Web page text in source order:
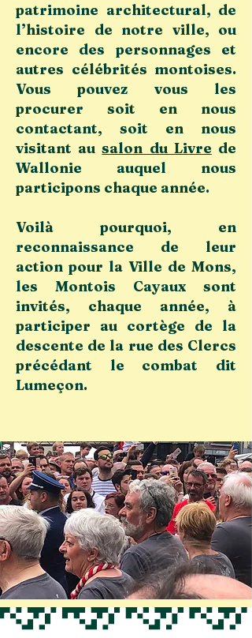
patrimoine architectural, de
l’histoire de notre ville, ou
encore des personnages et
autres célébrités montoises.
Vous pouvez vous les
procurer soit en nous
contactant, soit en nous
visitant ausalon du Livre de
Wallonie auquel nous
participons chaque année.
Voilà pourquoi, en
reconnaissance de leur
action pour la Ville de Mons,
les Montois Cayaux sont
invités, chaque année, à
participer au cortège de la
descente de la rue des Clercs
précédant le combat dit
Lumeçon.